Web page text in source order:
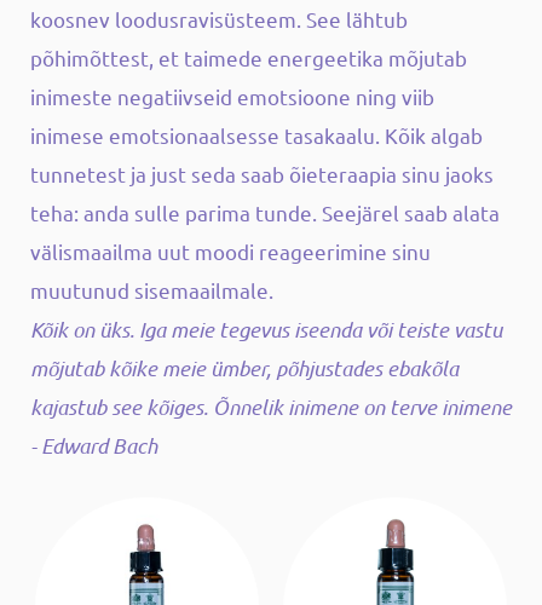
koosnev loodusravisüsteem. See lähtub
põhimõttest, et taimede energeetika mõjutab
inimeste negatiivseid emotsioone ning viib
inimese emotsionaalsesse tasakaalu. Kõik algab
tunnetest ja just seda saab õieteraapia sinu jaoks
teha: anda sulle parima tunde. Seejärel saab alata
välismaailma uut moodi reageerimine sinu
muutunud sisemaailmale.
Kõik on üks. Iga meie tegevus iseenda või teiste vastu
mõjutab kõike meie ümber, põhjustades ebakõla
kajastub see kõiges. Õnnelik inimene on terve inimene
- Edward Bach